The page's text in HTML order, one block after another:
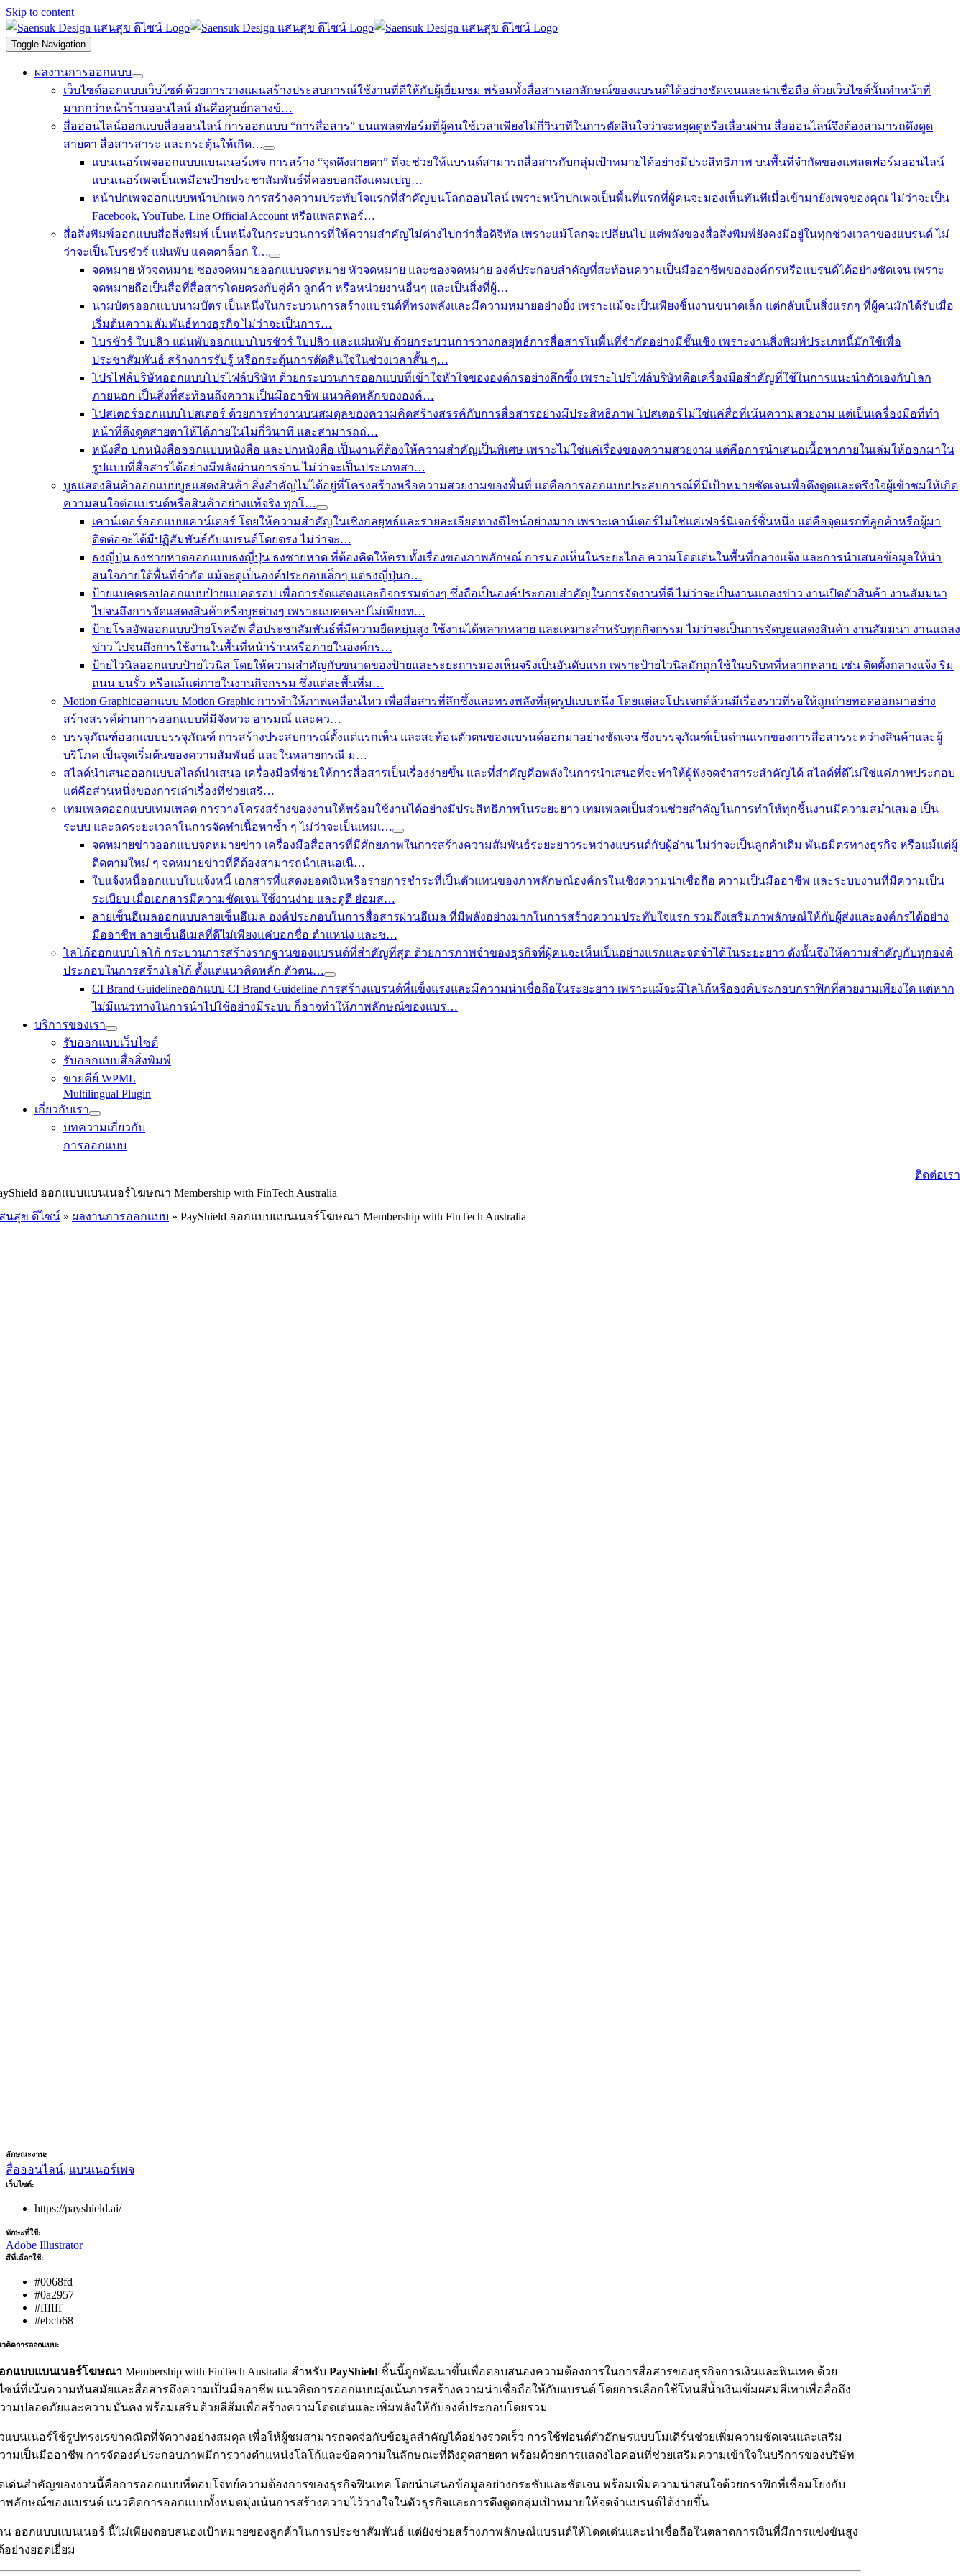
Skip to content
Toggle Navigation
ผลงานการออกแบบ
เว็บไซต์ออกแบบเว็บไซต์ ด้วยการวางแผนสร้างประสบการณ์ใช้งานที่ดีให้กับผู้เยี่ยมชม พร้อมทั้งสื่อสารเอกลักษณ์ของแบรนด์ได้อย่างชัดเจนและน่าเชื่อถือ ด้วยเว็บไซต์นั้นทำหน้าที่
มากกว่าหน้าร้านออนไลน์ มันคือศูนย์กลางข้…
สื่อออนไลน์ออกแบบสื่อออนไลน์ การออกแบบ “การสื่อสาร” บนแพลตฟอร์มที่ผู้คนใช้เวลาเพียงไม่กี่วินาทีในการตัดสินใจว่าจะหยุดดูหรือเลื่อนผ่าน สื่อออนไลน์จึงต้องสามารถดึงดูด
สายตา สื่อสารสาระ และกระตุ้นให้เกิด…
แบนเนอร์เพจออกแบบแบนเนอร์เพจ การสร้าง “จุดดึงสายตา” ที่จะช่วยให้แบรนด์สามารถสื่อสารกับกลุ่มเป้าหมายได้อย่างมีประสิทธิภาพ บนพื้นที่จำกัดของแพลตฟอร์มออนไลน์
แบนเนอร์เพจเป็นเหมือนป้ายประชาสัมพันธ์ที่คอยบอกถึงแคมเปญ…
หน้าปกเพจออกแบบหน้าปกเพจ การสร้างความประทับใจแรกที่สำคัญบนโลกออนไลน์ เพราะหน้าปกเพจเป็นพื้นที่แรกที่ผู้คนจะมองเห็นทันทีเมื่อเข้ามายังเพจของคุณ ไม่ว่าจะเป็น
Facebook, YouTube, Line Official Account หรือแพลตฟอร์…
สื่อสิ่งพิมพ์ออกแบบสื่อสิ่งพิมพ์ เป็นหนึ่งในกระบวนการที่ให้ความสำคัญไม่ต่างไปกว่าสื่อดิจิทัล เพราะแม้โลกจะเปลี่ยนไป แต่พลังของสื่อสิ่งพิมพ์ยังคงมีอยู่ในทุกช่วงเวลาของแบรนด์ ไม่
ว่าจะเป็นโบรชัวร์ แผ่นพับ แคตตาล็อก ใ…
จดหมาย หัวจดหมาย ซองจดหมายออกแบบจดหมาย หัวจดหมาย และซองจดหมาย องค์ประกอบสำคัญที่สะท้อนความเป็นมืออาชีพขององค์กรหรือแบรนด์ได้อย่างชัดเจน เพราะ
จดหมายถือเป็นสื่อที่สื่อสารโดยตรงกับคู่ค้า ลูกค้า หรือหน่วยงานอื่นๆ และเป็นสิ่งที่ผู้…
นามบัตรออกแบบนามบัตร เป็นหนึ่งในกระบวนการสร้างแบรนด์ที่ทรงพลังและมีความหมายอย่างยิ่ง เพราะแม้จะเป็นเพียงชิ้นงานขนาดเล็ก แต่กลับเป็นสิ่งแรกๆ ที่ผู้คนมักได้รับเมื่อ
เริ่มต้นความสัมพันธ์ทางธุรกิจ ไม่ว่าจะเป็นการ…
โบรชัวร์ ใบปลิว แผ่นพับออกแบบโบรชัวร์ ใบปลิว และแผ่นพับ ด้วยกระบวนการวางกลยุทธ์การสื่อสารในพื้นที่จำกัดอย่างมีชั้นเชิง เพราะงานสิ่งพิมพ์ประเภทนี้มักใช้เพื่อ
ประชาสัมพันธ์ สร้างการรับรู้ หรือกระตุ้นการตัดสินใจในช่วงเวลาสั้น ๆ…
โปรไฟล์บริษัทออกแบบโปรไฟล์บริษัท ด้วยกระบวนการออกแบบที่เข้าใจหัวใจขององค์กรอย่างลึกซึ้ง เพราะโปรไฟล์บริษัทคือเครื่องมือสำคัญที่ใช้ในการแนะนำตัวเองกับโลก
ภายนอก เป็นสิ่งที่สะท้อนถึงความเป็นมืออาชีพ แนวคิดหลักขององค์…
โปสเตอร์ออกแบบโปสเตอร์ ด้วยการทำงานบนสมดุลของความคิดสร้างสรรค์กับการสื่อสารอย่างมีประสิทธิภาพ โปสเตอร์ไม่ใช่แค่สื่อที่เน้นความสวยงาม แต่เป็นเครื่องมือที่ทำ
หน้าที่ดึงดูดสายตาให้ได้ภายในไม่กี่วินาที และสามารถถ่…
หนังสือ ปกหนังสือออกแบบหนังสือ และปกหนังสือ เป็นงานที่ต้องให้ความสำคัญเป็นพิเศษ เพราะไม่ใช่แค่เรื่องของความสวยงาม แต่คือการนำเสนอเนื้อหาภายในเล่มให้ออกมาใน
รูปแบบที่สื่อสารได้อย่างมีพลังผ่านการอ่าน ไม่ว่าจะเป็นประเภทสา…
บูธแสดงสินค้าออกแบบบูธแสดงสินค้า สิ่งสำคัญไม่ได้อยู่ที่โครงสร้างหรือความสวยงามของพื้นที่ แต่คือการออกแบบประสบการณ์ที่มีเป้าหมายชัดเจนเพื่อดึงดูดและตรึงใจผู้เข้าชมให้เกิด
ความสนใจต่อแบรนด์หรือสินค้าอย่างแท้จริง ทุกโ…
เคาน์เตอร์ออกแบบเคาน์เตอร์ โดยให้ความสำคัญในเชิงกลยุทธ์และรายละเอียดทางดีไซน์อย่างมาก เพราะเคาน์เตอร์ไม่ใช่แค่เฟอร์นิเจอร์ชิ้นหนึ่ง แต่คือจุดแรกที่ลูกค้าหรือผู้มา
ติดต่อจะได้มีปฏิสัมพันธ์กับแบรนด์โดยตรง ไม่ว่าจะ…
ธงญี่ปุ่น ธงชายหาดออกแบบธงญี่ปุ่น ธงชายหาด ที่ต้องคิดให้ครบทั้งเรื่องของภาพลักษณ์ การมองเห็นในระยะไกล ความโดดเด่นในพื้นที่กลางแจ้ง และการนำเสนอข้อมูลให้น่า
สนใจภายใต้พื้นที่จำกัด แม้จะดูเป็นองค์ประกอบเล็กๆ แต่ธงญี่ปุ่นก…
ป้ายแบคดรอปออกแบบป้ายแบคดรอป เพื่อการจัดแสดงและกิจกรรมต่างๆ ซึ่งถือเป็นองค์ประกอบสำคัญในการจัดงานที่ดี ไม่ว่าจะเป็นงานแถลงข่าว งานเปิดตัวสินค้า งานสัมมนา
ไปจนถึงการจัดแสดงสินค้าหรือบูธต่างๆ เพราะแบคดรอปไม่เพียงท…
ป้ายโรลอัพออกแบบป้ายโรลอัพ สื่อประชาสัมพันธ์ที่มีความยืดหยุ่นสูง ใช้งานได้หลากหลาย และเหมาะสำหรับทุกกิจกรรม ไม่ว่าจะเป็นการจัดบูธแสดงสินค้า งานสัมมนา งานแถลง
ข่าว ไปจนถึงการใช้งานในพื้นที่หน้าร้านหรือภายในองค์กร…
ป้ายไวนิลออกแบบป้ายไวนิล โดยให้ความสำคัญกับขนาดของป้ายและระยะการมองเห็นจริงเป็นอันดับแรก เพราะป้ายไวนิลมักถูกใช้ในบริบทที่หลากหลาย เช่น ติดตั้งกลางแจ้ง ริม
ถนน บนรั้ว หรือแม้แต่ภายในงานกิจกรรม ซึ่งแต่ละพื้นที่ม…
Motion Graphicออกแบบ Motion Graphic การทำให้ภาพเคลื่อนไหว เพื่อสื่อสารที่ลึกซึ้งและทรงพลังที่สุดรูปแบบหนึ่ง โดยแต่ละโปรเจกต์ล้วนมีเรื่องราวที่รอให้ถูกถ่ายทอดออกมาอย่าง
สร้างสรรค์ผ่านการออกแบบที่มีจังหวะ อารมณ์ และคว…
บรรจุภัณฑ์ออกแบบบรรจุภัณฑ์ การสร้างประสบการณ์ตั้งแต่แรกเห็น และสะท้อนตัวตนของแบรนด์ออกมาอย่างชัดเจน ซึ่งบรรจุภัณฑ์เป็นด่านแรกของการสื่อสารระหว่างสินค้าและผู้
บริโภค เป็นจุดเริ่มต้นของความสัมพันธ์ และในหลายกรณี ม…
สไลด์นำเสนอออกแบบสไลด์นำเสนอ เครื่องมือที่ช่วยให้การสื่อสารเป็นเรื่องง่ายขึ้น และที่สำคัญคือพลังในการนำเสนอที่จะทำให้ผู้ฟังจดจำสาระสำคัญได้ สไลด์ที่ดีไม่ใช่แค่ภาพประกอบ
แต่คือส่วนหนึ่งของการเล่าเรื่องที่ช่วยเสริ…
เทมเพลตออกแบบเทมเพลต การวางโครงสร้างของงานให้พร้อมใช้งานได้อย่างมีประสิทธิภาพในระยะยาว เทมเพลตเป็นส่วนช่วยสำคัญในการทำให้ทุกชิ้นงานมีความสม่ำเสมอ เป็น
ระบบ และลดระยะเวลาในการจัดทำเนื้อหาซ้ำ ๆ ไม่ว่าจะเป็นเทมเ…
จดหมายข่าวออกแบบจดหมายข่าว เครื่องมือสื่อสารที่มีศักยภาพในการสร้างความสัมพันธ์ระยะยาวระหว่างแบรนด์กับผู้อ่าน ไม่ว่าจะเป็นลูกค้าเดิม พันธมิตรทางธุรกิจ หรือแม้แต่ผู้
ติดตามใหม่ ๆ จดหมายข่าวที่ดีต้องสามารถนำเสนอเนื…
ใบแจ้งหนี้ออกแบบใบแจ้งหนี้ เอกสารที่แสดงยอดเงินหรือรายการชำระที่เป็นตัวแทนของภาพลักษณ์องค์กรในเชิงความน่าเชื่อถือ ความเป็นมืออาชีพ และระบบงานที่มีความเป็น
ระเบียบ เมื่อเอกสารมีความชัดเจน ใช้งานง่าย และดูดี ย่อมส…
ลายเซ็นอีเมลออกแบบลายเซ็นอีเมล องค์ประกอบในการสื่อสารผ่านอีเมล ที่มีพลังอย่างมากในการสร้างความประทับใจแรก รวมถึงเสริมภาพลักษณ์ให้กับผู้ส่งและองค์กรได้อย่าง
มืออาชีพ ลายเซ็นอีเมลที่ดีไม่เพียงแค่บอกชื่อ ตำแหน่ง และช…
โลโก้ออกแบบโลโก้ กระบวนการสร้างรากฐานของแบรนด์ที่สำคัญที่สุด ด้วยการภาพจำของธุรกิจที่ผู้คนจะเห็นเป็นอย่างแรกและจดจำได้ในระยะยาว ดังนั้นจึงให้ความสำคัญกับทุกองค์
ประกอบในการสร้างโลโก้ ตั้งแต่แนวคิดหลัก ตัวตน…
CI Brand Guidelineออกแบบ CI Brand Guideline การสร้างแบรนด์ที่แข็งแรงและมีความน่าเชื่อถือในระยะยาว เพราะแม้จะมีโลโก้หรือองค์ประกอบกราฟิกที่สวยงามเพียงใด แต่หาก
ไม่มีแนวทางในการนำไปใช้อย่างมีระบบ ก็อาจทำให้ภาพลักษณ์ของแบร…
บริการของเรา
รับออกแบบเว็บไซต์
รับออกแบบสื่อสิ่งพิมพ์
ขายคีย์ WPML
Multilingual Plugin
เกี่ยวกับเรา
บทความเกี่ยวกับ
การออกแบบ
ติดต่อเรา
ออกแบบแบนเนอร์โฆษณา Membership with FinTech Australia
นสุข ดีไซน์ » ผลงานการออกแบบ » PayShield ออกแบบแบนเนอร์โฆษณา Membership with FinTech Australia
ลักษณะงาน:
สื่อออนไลน์, แบนเนอร์เพจ
เว็บไซต์:
https://payshield.ai/
ทักษะที่ใช้:
Adobe Illustrator
สีที่เลือกใช้:
#0068fd
#0a2957
#ffffff
#ebcb68
คิดการออกแบบ:
กแบบแบนเนอร์โฆษณา Membership with FinTech Australia สำหรับ PayShield ชิ้นนี้ถูกพัฒนาขึ้นเพื่อตอบสนองความต้องการในการสื่อสารของธุรกิจการเงินและฟินเทค ด้วย
ซน์ที่เน้นความทันสมัยและสื่อสารถึงความเป็นมืออาชีพ แนวคิดการออกแบบมุ่งเน้นการสร้างความน่าเชื่อถือให้กับแบรนด์ โดยการเลือกใช้โทนสีน้ำเงินเข้มผสมสีเทาเพื่อสื่อถึง
ามปลอดภัยและความมั่นคง พร้อมเสริมด้วยสีส้มเพื่อสร้างความโดดเด่นและเพิ่มพลังให้กับองค์ประกอบโดยรวม
แบนเนอร์ใช้รูปทรงเรขาคณิตที่จัดวางอย่างสมดุล เพื่อให้ผู้ชมสามารถจดจ่อกับข้อมูลสำคัญได้อย่างรวดเร็ว การใช้ฟอนต์ตัวอักษรแบบโมเดิร์นช่วยเพิ่มความชัดเจนและเสริม
ามเป็นมืออาชีพ การจัดองค์ประกอบภาพมีการวางตำแหน่งโลโก้และข้อความในลักษณะที่ดึงดูดสายตา พร้อมด้วยการแสดงไอคอนที่ช่วยเสริมความเข้าใจในบริการของบริษัท
เด่นสำคัญของงานนี้คือการออกแบบที่ตอบโจทย์ความต้องการของธุรกิจฟินเทค โดยนำเสนอข้อมูลอย่างกระชับและชัดเจน พร้อมเพิ่มความน่าสนใจด้วยกราฟิกที่เชื่อมโยงกับ
พลักษณ์ของแบรนด์ แนวคิดการออกแบบทั้งหมดมุ่งเน้นการสร้างความไว้วางใจในตัวธุรกิจและการดึงดูดกลุ่มเป้าหมายให้จดจำแบรนด์ได้ง่ายขึ้น
น ออกแบบแบนเนอร์ นี้ไม่เพียงตอบสนองเป้าหมายของลูกค้าในการประชาสัมพันธ์ แต่ยังช่วยสร้างภาพลักษณ์แบรนด์ให้โดดเด่นและน่าเชื่อถือในตลาดการเงินที่มีการแข่งขันสูง
อย่างยอดเยี่ยม